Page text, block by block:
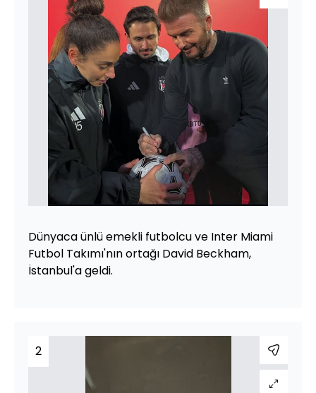
Dünyaca ünlü emekli futbolcu ve Inter Miami
Futbol Takımı'nın ortağı David Beckham,
İstanbul'a geldi.
2